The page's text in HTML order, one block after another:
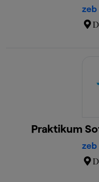
Praktikum